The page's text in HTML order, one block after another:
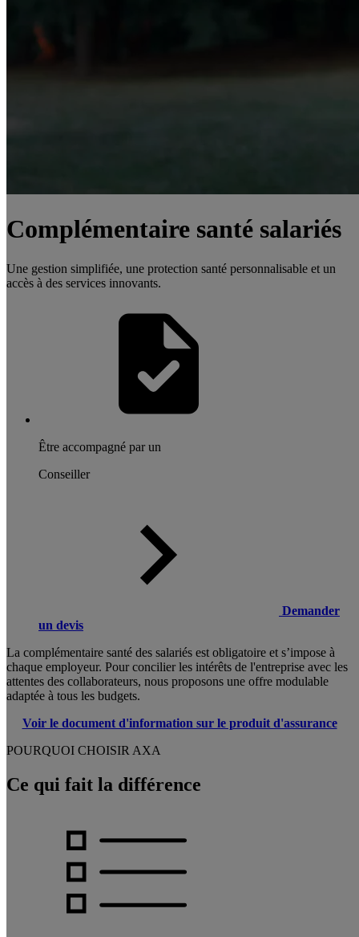
Complémentaire santé salariés
Une gestion simplifiée, une protection santé personnalisable et un
accès à des services innovants.
Être accompagné par un
Conseiller
Demander
un devis
La complémentaire santé des salariés est obligatoire et s’impose à
chaque employeur. Pour concilier les intérêts de l'entreprise avec les
attentes des collaborateurs, nous proposons une offre modulable
adaptée à tous les budgets.
Voir le document d'information sur le produit d'assurance
POURQUOI CHOISIR AXA
Ce qui fait la différence